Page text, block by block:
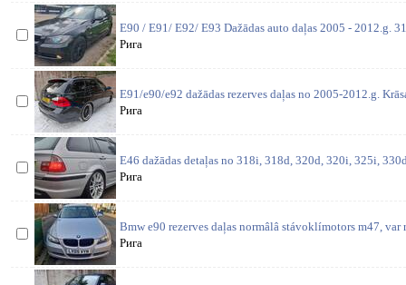
E90 / E91/ E92/ E93 Dažādas auto daļas 2005 - 2012.g.
Рига
E91/e90/e92 dažādas rezerves daļas no 2005-2012.g.
Рига
E46 dažādas detaļas no 318i, 318d, 320d, 320i, 325i,
Рига
Bmw e90 rezerves daļas normâlâ stávoklímotors m47, var
Рига